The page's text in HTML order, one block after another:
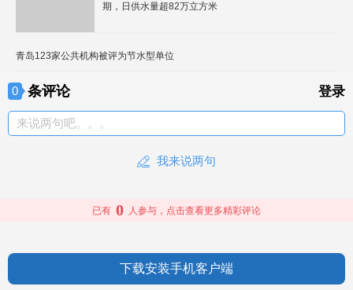
期，日供水量超82万立方米
青岛123家公共机构被评为节水型单位
0 条评论 登录
来说两句吧。。。
我来说两句
已有 0 人参与，点击查看更多精彩评论
下载安装手机客户端